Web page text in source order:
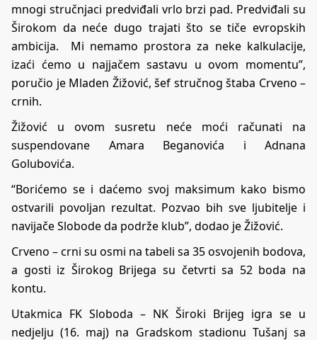
mnogi stručnjaci predviđali vrlo brzi pad. Predviđali su
Širokom da neće dugo trajati što se tiče evropskih
ambicija. Mi nemamo prostora za neke kalkulacije,
izaći ćemo u najjačem sastavu u ovom momentu”,
poručio je Mladen Žižović, šef stručnog štaba Crveno –
crnih.
Žižović u ovom susretu neće moći računati na
suspendovane Amara Beganovića i Adnana
Golubovića.
“Borićemo se i daćemo svoj maksimum kako bismo
ostvarili povoljan rezultat. Pozvao bih sve ljubitelje i
navijače Slobode da podrže klub”, dodao je Žižović.
Crveno – crni su osmi na tabeli sa 35 osvojenih bodova,
a gosti iz Širokog Brijega su četvrti sa 52 boda na
kontu.
Utakmica FK Sloboda – NK Široki Brijeg igra se u
nedjelju (16. maj) na Gradskom stadionu Tušanj sa